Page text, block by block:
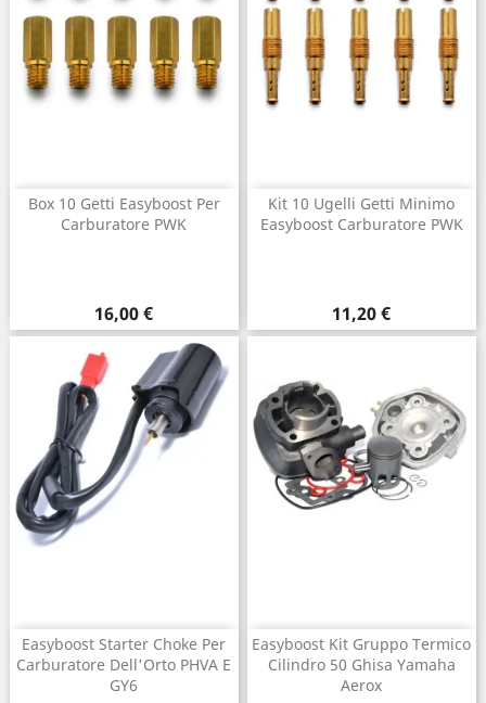
Box 10 Getti Easyboost Per
Carburatore PWK
Prezzo
16,00 €
Kit 10 Ugelli Getti Minimo
Easyboost Carburatore PWK
Prezzo
11,20 €
Easyboost Starter Choke Per
Carburatore Dell'Orto PHVA E
GY6
Easyboost Kit Gruppo Termico
Cilindro 50 Ghisa Yamaha
Aerox